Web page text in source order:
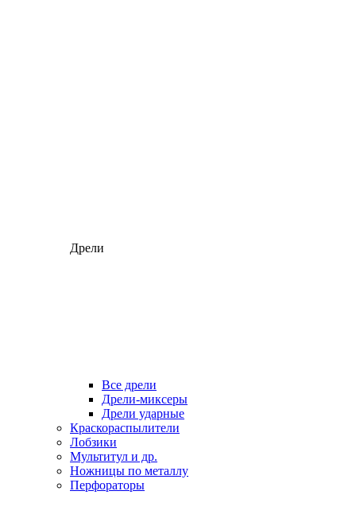
Дрели
Все дрели
Дрели-миксеры
Дрели ударные
Краскораспылители
Лобзики
Мультитул и др.
Ножницы по металлу
Перфораторы